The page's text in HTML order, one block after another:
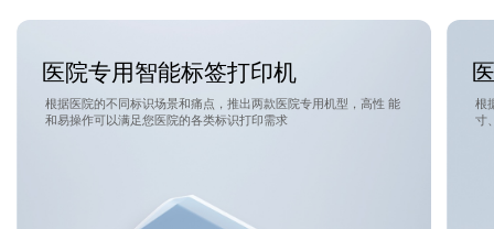
医院专用智能标签打印机
根据医院的不同标识场景和痛点，推出两款医院专用机型，高性 能
和易操作可以满足您医院的各类标识打印需求
根
寸